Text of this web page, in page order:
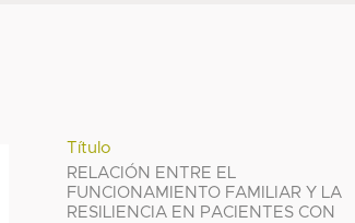
Título
RELACIÓN ENTRE EL
FUNCIONAMIENTO FAMILIAR Y LA
RESILIENCIA EN PACIENTES CON